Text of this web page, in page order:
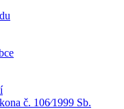
č. 106⁄1999 Sb.